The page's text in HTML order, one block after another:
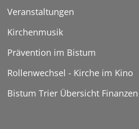
Veranstaltungen
Kirchenmusik
Prävention im Bistum
Rollenwechsel - Kirche im Kino
Bistum Trier Übersicht Finanzen